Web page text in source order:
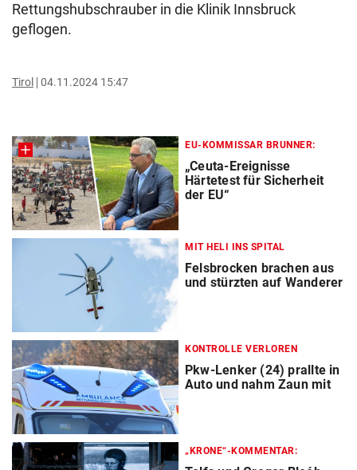
Rettungshubschrauber in die Klinik Innsbruck
geflogen.
Tirol 04.11.2024 15:47
EU-KOMMISSAR BRUNNER:
„Ceuta-Ereignisse
Härtetest für Sicherheit
der EU“
MIT HELI INS SPITAL
Felsbrocken brachen aus
und stürzten auf Wanderer
KONTROLLE VERLOREN
Pkw-Lenker (24) prallte in
Auto und nahm Zaun mit
„KRONE“-KOMMENTAR: